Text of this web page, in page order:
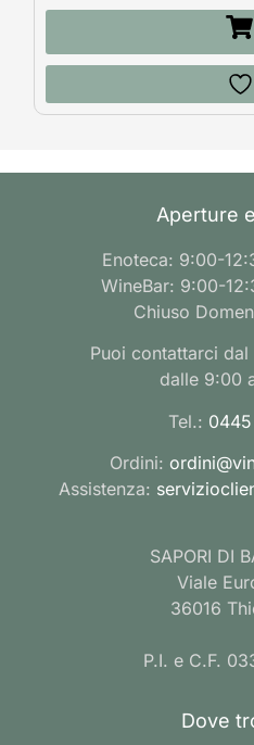
Aperture
Enoteca: 9:00-
WineBar: 9:00-
Chiuso
Puoi contattarci
dalle 9:00
Tel.:
Ordini:
Assistenza:
SAPORI DI
Viale
36016
P.I. e C.F.
Dove